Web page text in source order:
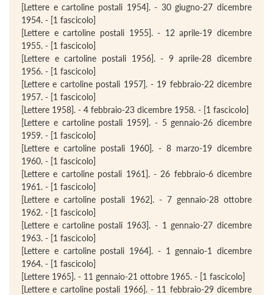
[Lettere e cartoline postali 1954]. - 30 giugno-27 dicembre
1954. - [1 fascicolo]
[Lettere e cartoline postali 1955]. - 12 aprile-19 dicembre
1955. - [1 fascicolo]
[Lettere e cartoline postali 1956]. - 9 aprile-28 dicembre
1956. - [1 fascicolo]
[Lettere e cartoline postali 1957]. - 19 febbraio-22 dicembre
1957. - [1 fascicolo]
[Lettere 1958]. - 4 febbraio-23 dicembre 1958. - [1 fascicolo]
[Lettere e cartoline postali 1959]. - 5 gennaio-26 dicembre
1959. - [1 fascicolo]
[Lettere e cartoline postali 1960]. - 8 marzo-19 dicembre
1960. - [1 fascicolo]
[Lettere e cartoline postali 1961]. - 26 febbraio-6 dicembre
1961. - [1 fascicolo]
[Lettere e cartoline postali 1962]. - 7 gennaio-28 ottobre
1962. - [1 fascicolo]
[Lettere e cartoline postali 1963]. - 1 gennaio-27 dicembre
1963. - [1 fascicolo]
[Lettere e cartoline postali 1964]. - 1 gennaio-1 dicembre
1964. - [1 fascicolo]
[Lettere 1965]. - 11 gennaio-21 ottobre 1965. - [1 fascicolo]
[Lettere e cartoline postali 1966]. - 11 febbraio-29 dicembre